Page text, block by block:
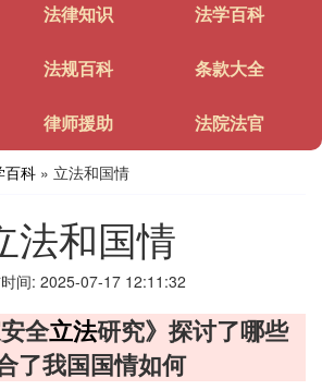
法律知识 法学百科
法规百科 条款大全
律师援助 法院法官
百科 » 立法和国情
法和国情
间: 2025-07-17 12:11:32
全立法研究》探讨了哪些
了我国国情如何